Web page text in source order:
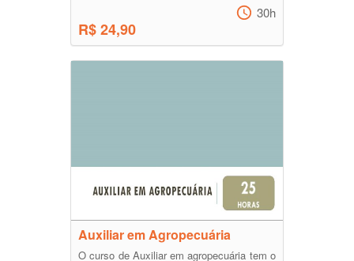
R$ 24,90
30h
Auxiliar em Agropecuária
O curso de Auxiliar em agropecuária tem o